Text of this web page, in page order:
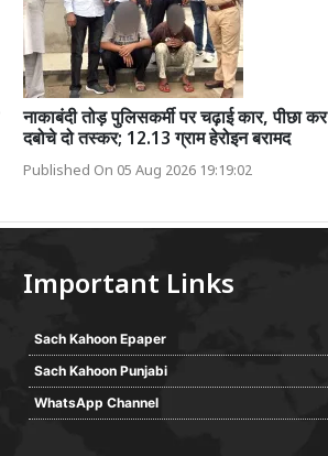
नाकाबंदी तोड़ पुलिसकर्मी पर चढ़ाई कार, पीछा कर
दबोचे दो तस्कर; 12.13 ग्राम हेरोइन बरामद
Published On 05 Aug 2026 19:19:02
Important Links
Sach Kahoon Epaper
Sach Kahoon Punjabi
WhatsApp Channel